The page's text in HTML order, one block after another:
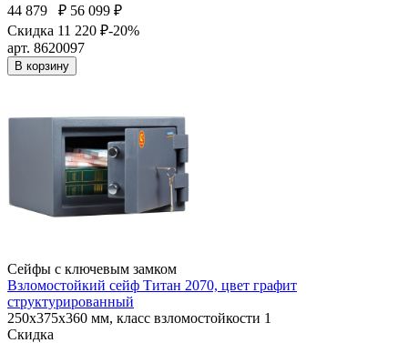
44 879
₽ 56 099 ₽
Скидка 11 220 ₽-20%
арт. 8620097
В корзину
Сейфы с ключевым замком
Взломостойкий сейф Титан 2070, цвет графит
структурированный
250x375x360 мм, класс взломостойкости 1
Скидка